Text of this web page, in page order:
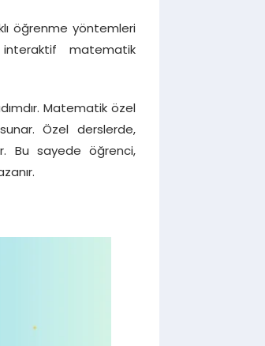
öğrenme yöntemleri
matematik
Matematik özel
Özel derslerde,
Bu sayede öğrenci,